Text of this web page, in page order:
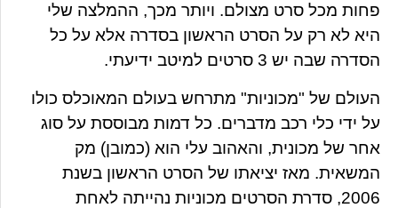
פחות מכל סרט מצולם. ויותר מכך, ההמלצה שלי
היא לא רק על הסרט הראשון בסדרה אלא על כל
הסדרה שבה יש 3 סרטים למיטב ידיעתי.
העולם של "מכוניות" מתרחש בעולם המאוכלס כולו
על ידי כלי רכב מדברים. כל דמות מבוססת על סוג
אחר של מכונית, והאהוב עלי הוא (כמובן) מק
המשאית. מאז יציאתו של הסרט הראשון בשנת
2006, סדרת הסרטים מכוניות נהייתה לאחת